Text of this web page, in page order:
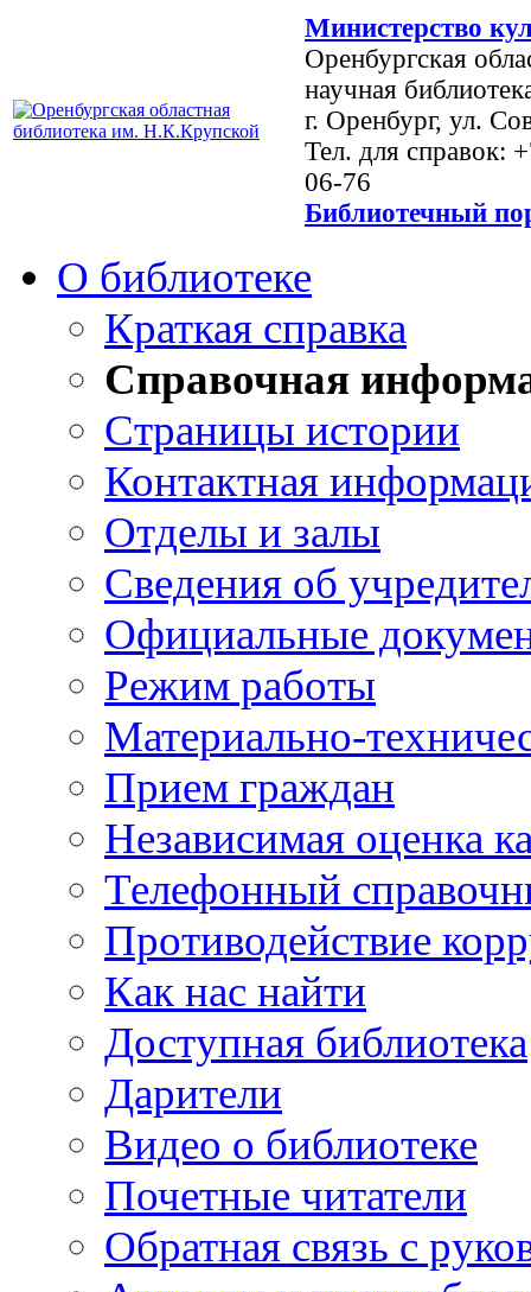
Министерство
Оренбургская
научная
г. Оренбург, ул.
Тел. для справок:
06-76
Библиотечный
О библиотеке
Краткая справка
Справочная
Страницы истории
Контактная
Отделы и залы
Сведения об
Официальные
Режим работы
Материально-
Прием граждан
Независимая оценка
Телефонный
Противодействие
Как нас найти
Доступная библиотека
Дарители
Видео о библиотеке
Почетные читатели
Обратная связь с